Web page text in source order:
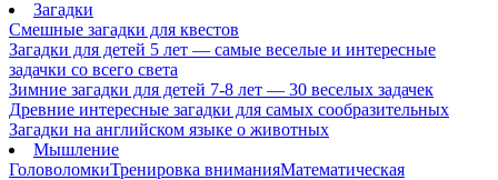
Загадки
Смешные загадки для квестов
Загадки для детей 5 лет — самые веселые и интересные
задачки со всего света
Зимние загадки для детей 7-8 лет — 30 веселых задачек
Древние интересные загадки для самых сообразительных
Загадки на английском языке о животных
Мышление
ГоловоломкиТренировка вниманияМатематическая